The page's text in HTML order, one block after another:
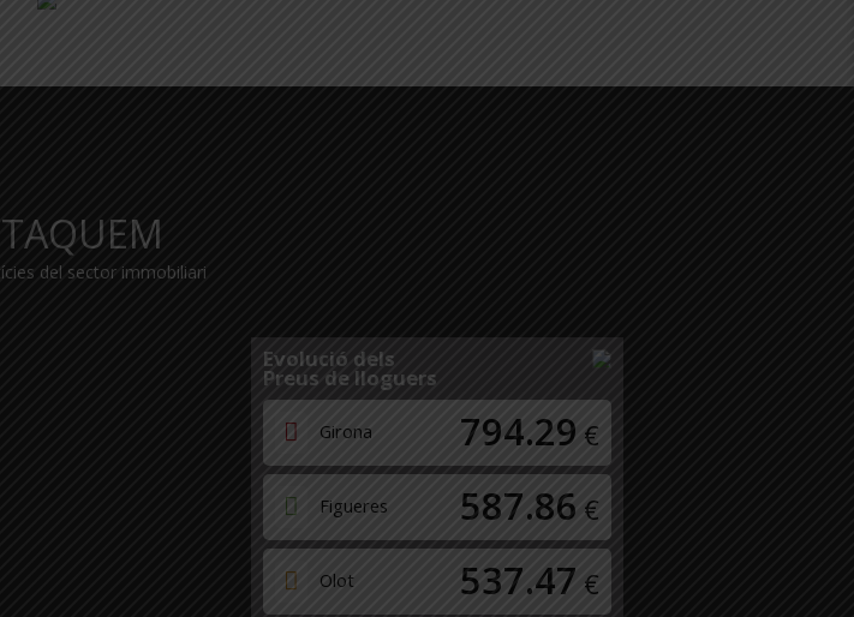
del sector immobiliari
Evolució dels
Preus de lloguers
Girona 794.29 €
Figueres 587.86 €
Olot 537.47 €